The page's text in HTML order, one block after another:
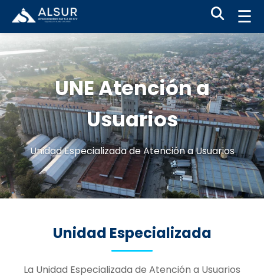
☰
UNE Atención a
Usuarios
Unidad Especializada de Atención a Usuarios
Unidad Especializada
La Unidad Especializada de Atención a Usuarios